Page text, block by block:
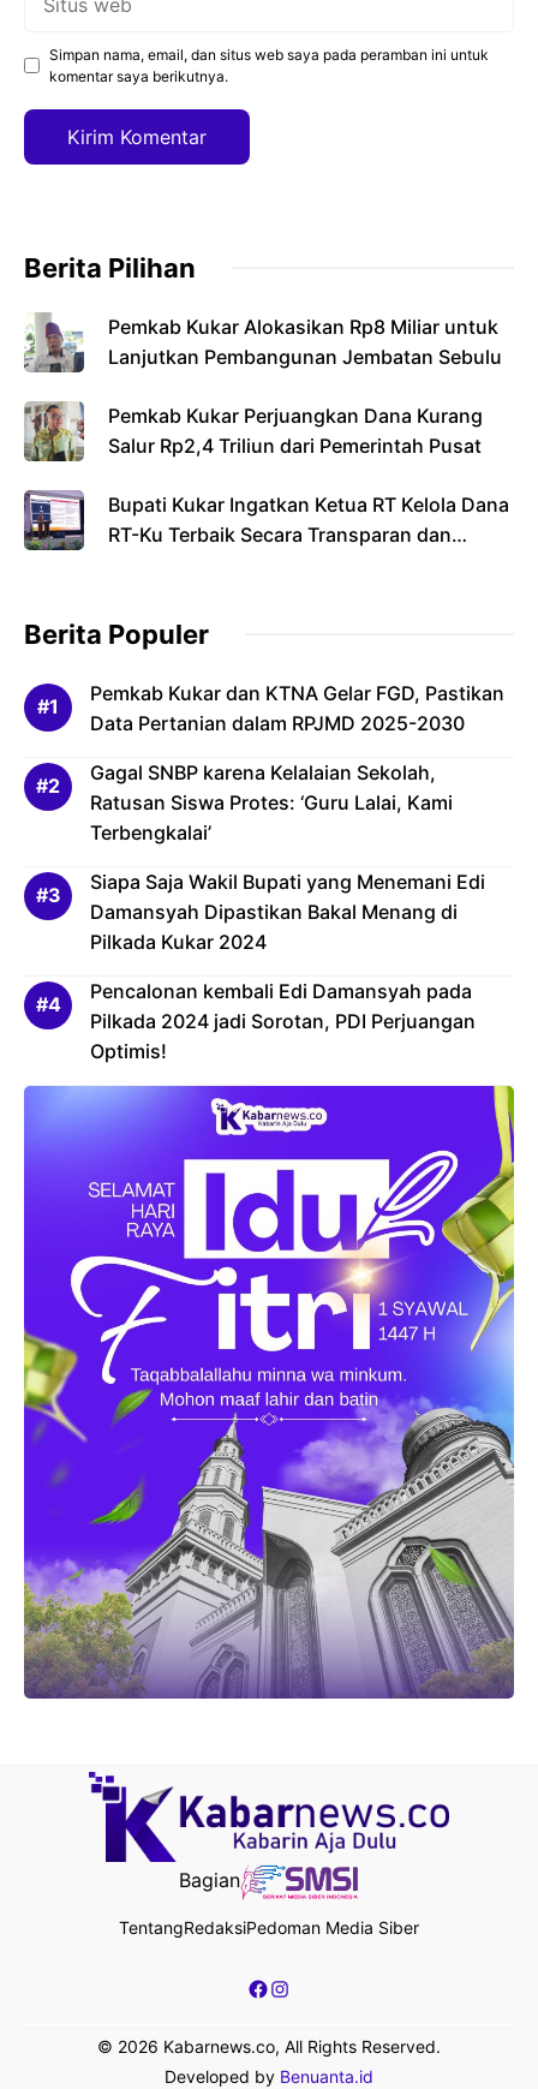
Simpan nama, email, dan situs web saya pada peramban ini untuk
komentar saya berikutnya.
Berita Pilihan
Pemkab Kukar Alokasikan Rp8 Miliar untuk
Lanjutkan Pembangunan Jembatan Sebulu
Pemkab Kukar Perjuangkan Dana Kurang
Salur Rp2,4 Triliun dari Pemerintah Pusat
Bupati Kukar Ingatkan Ketua RT Kelola Dana
RT-Ku Terbaik Secara Transparan dan
Berita Populer
Pemkab Kukar dan KTNA Gelar FGD, Pastikan
Data Pertanian dalam RPJMD 2025-2030
Gagal SNBP karena Kelalaian Sekolah,
Ratusan Siswa Protes: ‘Guru Lalai, Kami
Terbengkalai’
Siapa Saja Wakil Bupati yang Menemani Edi
Damansyah Dipastikan Bakal Menang di
Pilkada Kukar 2024
Pencalonan kembali Edi Damansyah pada
Pilkada 2024 jadi Sorotan, PDI Perjuangan
Optimis!
Bagian
TentangRedaksiPedoman Media Siber
Facebook
Instagram
© 2026 Kabarnews.co, All Rights Reserved.
Developed by Benuanta.id